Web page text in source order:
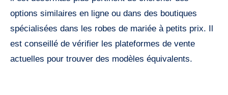
options similaires en ligne ou dans des boutiques
spécialisées dans les robes de mariée à petits prix. Il
est conseillé de vérifier les plateformes de vente
actuelles pour trouver des modèles équivalents.